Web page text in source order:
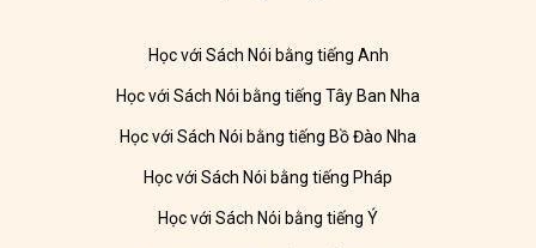
Học với Sách Nói bằng tiếng Anh
Học với Sách Nói bằng tiếng Tây Ban Nha
Học với Sách Nói bằng tiếng Bồ Đào Nha
Học với Sách Nói bằng tiếng Pháp
Học với Sách Nói bằng tiếng Ý